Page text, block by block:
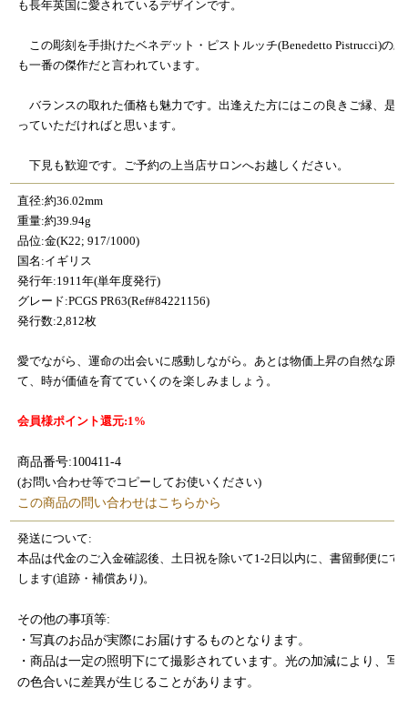
も長年英国に愛されているデザインです。
この彫刻を手掛けたベネデット・ピストルッチ(Benedetto Pistrucci)の
も一番の傑作だと言われています。
バランスの取れた価格も魅力です。出逢えた方にはこの良きご縁、是
っていただければと思います。
下見も歓迎です。ご予約の上当店サロンへお越しください。
直径:約36.02mm
重量:約39.94g
品位:金(K22; 917/1000)
国名:イギリス
発行年:1911年(単年度発行)
グレード:PCGS PR63(Ref#84221156)
発行数:2,812枚
愛でながら、運命の出会いに感動しながら。あとは物価上昇の自然な原
て、時が価値を育てていくのを楽しみましょう。
会員様ポイント還元:1%
商品番号:100411-4
(お問い合わせ等でコピーしてお使いください)
この商品の問い合わせはこちらから
発送について:
本品は代金のご入金確認後、土日祝を除いて1-2日以内に、書留郵便にて
します(追跡・補償あり)。
その他の事項等:
・写真のお品が実際にお届けするものとなります。
・商品は一定の照明下にて撮影されています。光の加減により、写
の色合いに差異が生じることがあります。